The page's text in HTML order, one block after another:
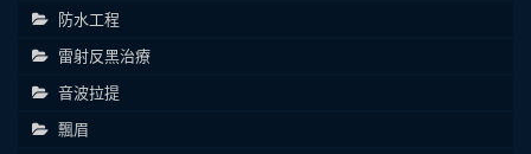
防水工程
雷射反黑治療
音波拉提
飄眉